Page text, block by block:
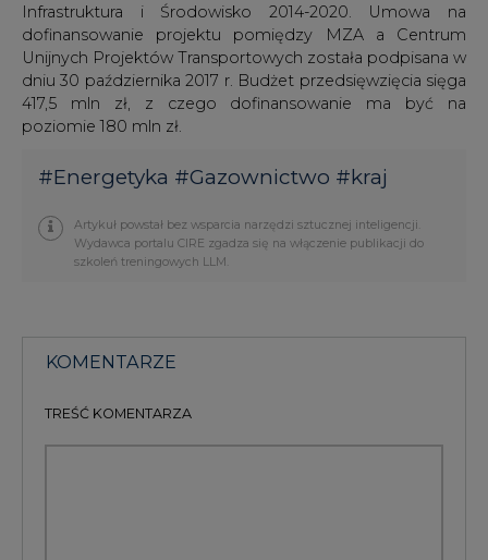
Infrastruktura i Środowisko 2014-2020. Umowa na
dofinansowanie projektu pomiędzy MZA a Centrum
Unijnych Projektów Transportowych została podpisana w
dniu 30 października 2017 r. Budżet przedsięwzięcia sięga
417,5 mln zł, z czego dofinansowanie ma być na
poziomie 180 mln zł.
#Energetyka #Gazownictwo #kraj
Artykuł powstał bez wsparcia narzędzi sztucznej inteligencji.
Wydawca portalu CIRE zgadza się na włączenie publikacji do
szkoleń treningowych LLM.
KOMENTARZE
TREŚĆ KOMENTARZA